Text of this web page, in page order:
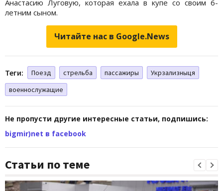
Анастасию Луговую, которая ехала в купе со своим 6-
летним сыном.
Читайте нас в Google.News
Теги: Поезд стрельба пассажиры
Укрзализныця
военнослужащие
Не пропусти другие интересные статьи, подпишись:
bigmir)net в facebook
Статьи по теме